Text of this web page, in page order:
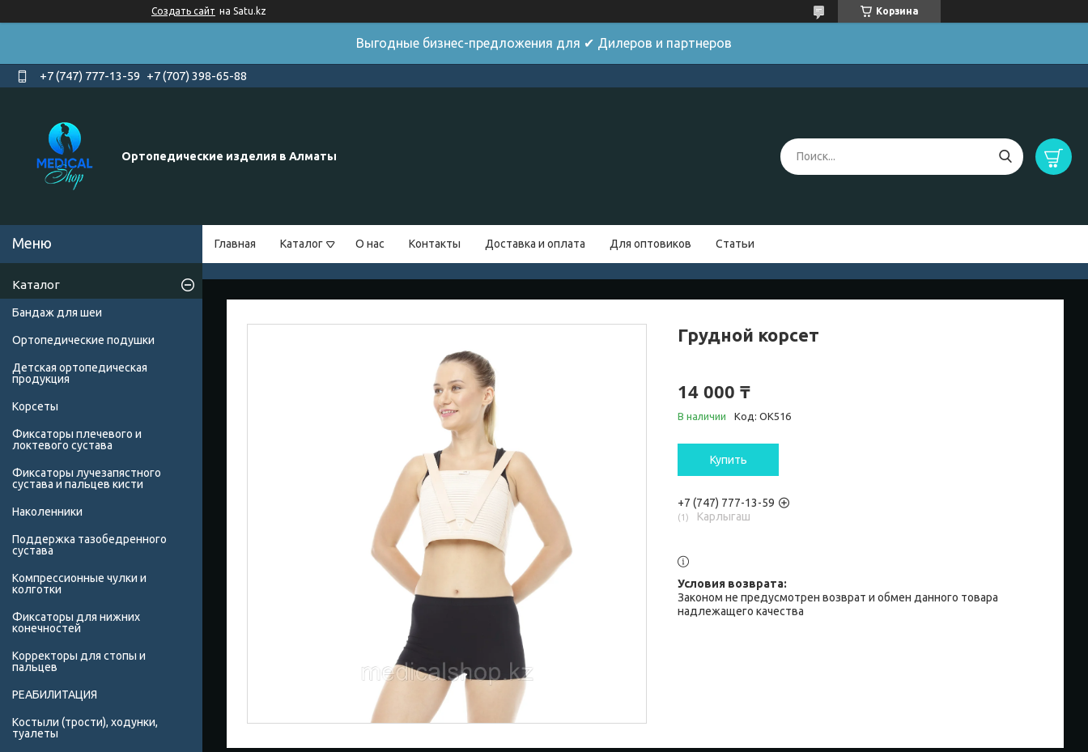
Создать сайт на Satu.kz Корзина
Выгодные бизнес-предложения для ✔ Дилеров и партнеров
+7 (747) 777-13-59 +7 (707) 398-65-88
Ортопедические изделия в Алматы
Главная Каталог О нас Контакты Доставка и оплата Для оптовиков Статьи
Грудной корсет
14 000 ₸
В наличии Код: OK516
Купить
+7 (747) 777-13-59
1 Карлыгаш
Законом не предусмотрен возврат и обмен данного товара
надлежащего качества
Каталог
Бандаж для шеи
Ортопедические подушки
Детская ортопедическая
продукция
Корсеты
Фиксаторы плечевого и
локтевого сустава
Фиксаторы лучезапястного
сустава и пальцев кисти
Наколенники
Поддержка тазобедренного
сустава
Компрессионные чулки и
колготки
Фиксаторы для нижних
конечностей
Корректоры для стопы и
пальцев
РЕАБИЛИТАЦИЯ
Костыли (трости), ходунки,
туалеты